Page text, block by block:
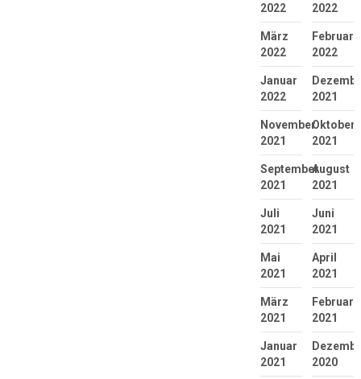
2022
2022
März
2022
Februar
2022
Januar
2022
2021
November
2021
Oktober
2021
September
2021
August
2021
Juli
2021
Juni
2021
Mai
2021
April
2021
März
2021
Februar
2021
Januar
2021
2020